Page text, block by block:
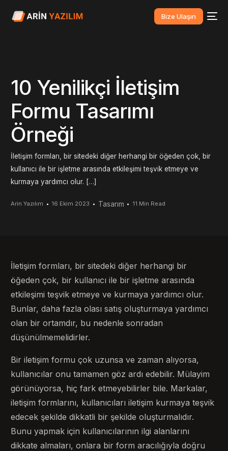
Bize Ulaşın
10 Yenilikçi İletişim
Formu Tasarımı
Örneği
İletişim formları, bir sitedeki diğer herhangi bir öğeden çok, bir
kullanıcı ile bir işletme arasında etkileşimi teşvik etmeye ve
kurmaya yardımcı olur. […]
Arin Yazılım 16 Ekim 2023 Tasarım 11 Min Read
İletişim formları, bir sitedeki diğer herhangi bir
öğeden çok, bir kullanıcı ile bir işletme arasında
etkileşimi teşvik etmeye ve kurmaya yardımcı olur.
Bunlar, daha fazla olası satış oluşturmaya yardımcı
olan bir ortamdır, bu nedenle sonradan
düşünülmemelidirler.
Bir iletişim formu çok uzunsa ve zaman alıyorsa,
kullanıcılar onu tamamen göz ardı edebilir. Mülayim
görünüyorsa, hiç fark etmeyebilirler bile. Markalar,
iletişim formlarını, kullanıcıları iletişim kurmaya teşvik
edecek şekilde dikkatli bir şekilde oluşturmalıdır.
Bunu yapmak için kullanıcılarının ilgi alanlarını
dikkate almaları, onlara bir form aracılığıyla doğru